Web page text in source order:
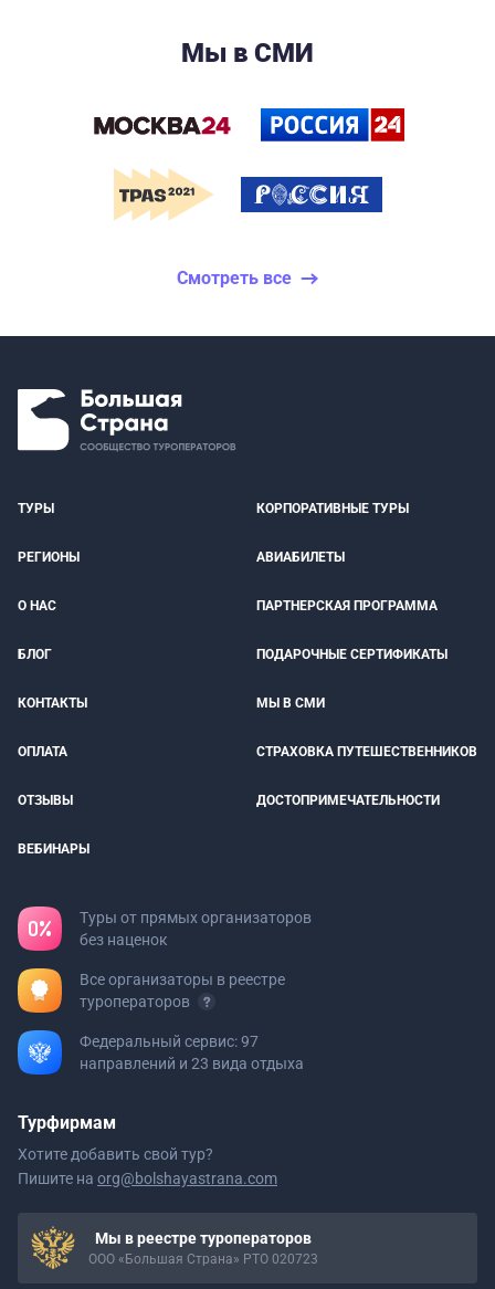
Мы в СМИ
Смотреть все
ТУРЫ КОРПОРАТИВНЫЕ ТУРЫ
РЕГИОНЫ АВИАБИЛЕТЫ
О НАС ПАРТНЕРСКАЯ ПРОГРАММА
БЛОГ ПОДАРОЧНЫЕ СЕРТИФИКАТЫ
КОНТАКТЫ МЫ В СМИ
ОПЛАТА СТРАХОВКА ПУТЕШЕСТВЕННИКОВ
ОТЗЫВЫ ДОСТОПРИМЕЧАТЕЛЬНОСТИ
ВЕБИНАРЫ
Туры от прямых организаторов
без наценок
Все организаторы в реестре
туроператоров
Федеральный сервис: 97
направлений и 23 вида отдыха
Турфирмам
Хотите добавить свой тур?
Пишите на org@bolshayastrana.com
Мы в реестре туроператоров
ООО «Большая Страна» РТО 020723